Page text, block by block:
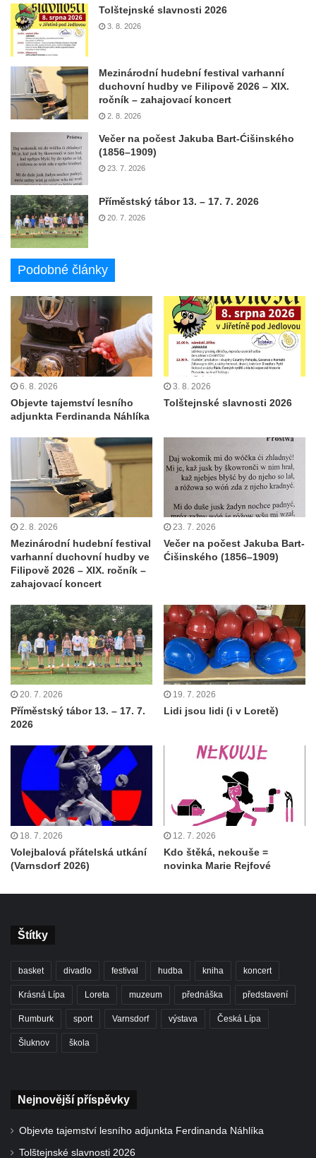
Tolštejnské slavnosti 2026
3. 8. 2026
Mezinárodní hudební festival varhanní
duchovní hudby ve Filipově 2026 – XIX.
ročník – zahajovací koncert
2. 8. 2026
Večer na počest Jakuba Bart-Ćišinského
(1856–1909)
23. 7. 2026
Příměstský tábor 13. – 17. 7. 2026
20. 7. 2026
Podobné články
6. 8. 2026
Objevte tajemství lesního
adjunkta Ferdinanda Náhlíka
3. 8. 2026
Tolštejnské slavnosti 2026
2. 8. 2026
Mezinárodní hudební festival
varhanní duchovní hudby ve
Filipově 2026 – XIX. ročník –
zahajovací koncert
23. 7. 2026
Večer na počest Jakuba Bart-
Ćišinského (1856–1909)
20. 7. 2026
Příměstský tábor 13. – 17. 7.
2026
19. 7. 2026
Lidi jsou lidi (i v Loretě)
18. 7. 2026
Volejbalová přátelská utkání
(Varnsdorf 2026)
12. 7. 2026
Kdo štěká, nekouše =
novinka Marie Rejfové
Štítky
basket divadlo festival hudba kniha koncert
Krásná Lípa Loreta muzeum přednáška představení
Rumburk sport Varnsdorf výstava Česká Lípa
Šluknov škola
Nejnovější příspěvky
Objevte tajemství lesního adjunkta Ferdinanda Náhlíka
Tolštejnské slavnosti 2026